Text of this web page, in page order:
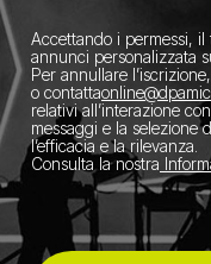
Accettando i permessi,
annunci personalizzata
Per annullare
o contatta
relativi all’interazione
messaggi e la selezione
l’efficacia e la rilevanza.
Consulta la nostra